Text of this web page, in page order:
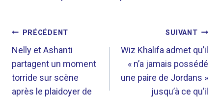
NAVIGATION
DE
L’ARTICLE
PRÉCÉDENT
Nelly et Ashanti
partagent un moment
torride sur scène
après le plaidoyer de
SUIVANT
Wiz Khalifa admet qu’il
« n’a jamais possédé
une paire de Jordans »
jusqu’à ce qu’il